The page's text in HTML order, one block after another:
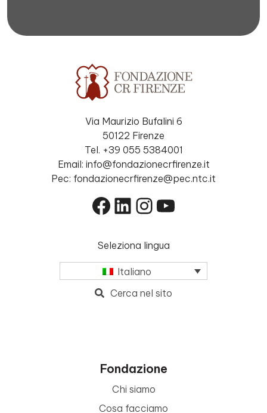
Via Maurizio Bufalini 6
50122 Firenze
Tel. +39 055 5384001
Email: info@fondazionecrfirenze.it
Pec: fondazionecrfirenze@pec.ntc.it
Facebook
LinkedIn
Instagram
YouTube
Seleziona lingua
Italiano
Cerca nel sito
Fondazione
Chi siamo
Cosa facciamo